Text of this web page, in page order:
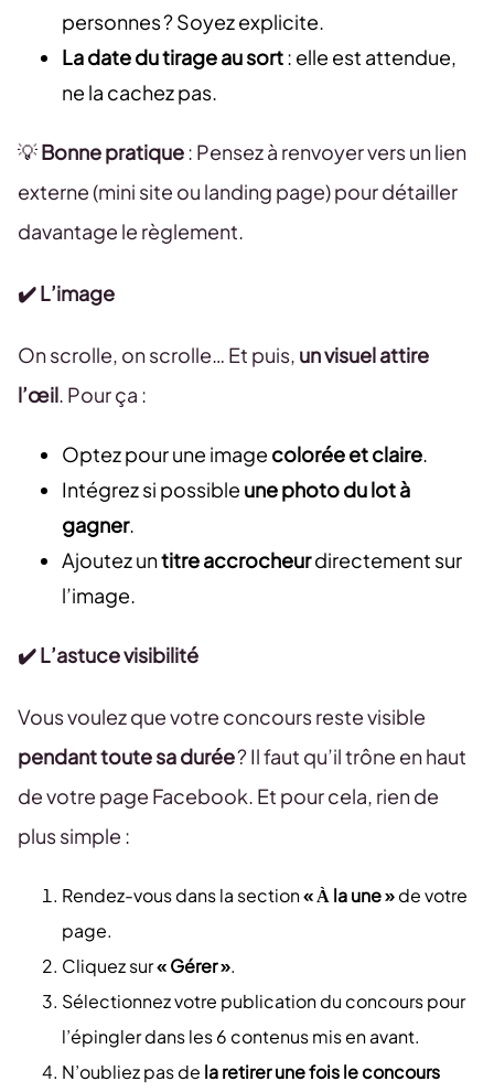
personnes ? Soyez explicite.
La date du tirage au sort: elle est attendue,
ne la cachez pas.
💡Bonne pratique: Pensez à renvoyer vers un lien
externe (mini site ou landing page) pour détailler
davantage le règlement.
✔️ L’image
On scrolle, on scrolle… Et puis, un visuel attire
l’œil. Pour ça :
Optez pour une image colorée et claire.
Intégrez si possible une photo du lot à
gagner.
Ajoutez untitre accrocheurdirectement sur
l’image.
✔️ L’astuce visibilité
Vous voulez que votre concours reste visible
pendant toute sa durée? Il faut qu’il trône en haut
de votre page Facebook. Et pour cela, rien de
plus simple :
Rendez-vous dans la section« À la une »de votre
page.
Cliquez sur« Gérer ».
Sélectionnez votre publication du concours pour
l’épingler dans les 6 contenus mis en avant.
N’oubliez pas de la retirer une fois le concours